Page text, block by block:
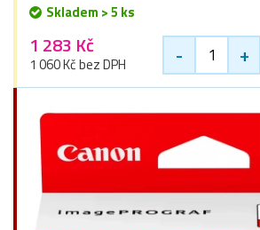
Skladem > 5 ks
1 283 Kč
1 060 Kč bez DPH - +